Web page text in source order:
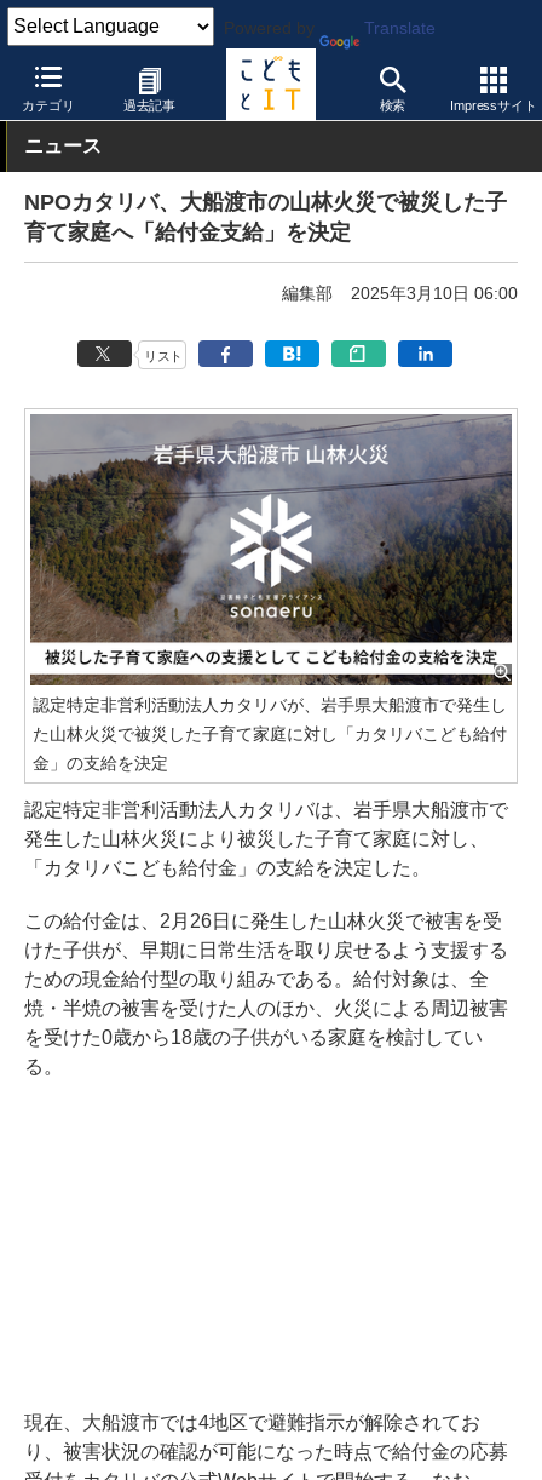
Powered by Translate
カテゴリ 過去記事 検索 Impressサイト
こどもとIT 校種 小学校
ニュース
NPOカタリバ、大船渡市の山林火災で被災した子
育て家庭へ「給付金支給」を決定
編集部 2025年3月10日 06:00
リスト
認定特定非営利活動法人カタリバが、岩手県大船渡市で発生し
た山林火災で被災した子育て家庭に対し「カタリバこども給付
金」の支給を決定
認定特定非営利活動法人カタリバは、岩手県大船渡市で
発生した山林火災により被災した子育て家庭に対し、
「カタリバこども給付金」の支給を決定した。
この給付金は、2月26日に発生した山林火災で被害を受
けた子供が、早期に日常生活を取り戻せるよう支援する
ための現金給付型の取り組みである。給付対象は、全
焼・半焼の被害を受けた人のほか、火災による周辺被害
を受けた0歳から18歳の子供がいる家庭を検討してい
る。
現在、大船渡市では4地区で避難指示が解除されてお
り、被害状況の確認が可能になった時点で給付金の応募